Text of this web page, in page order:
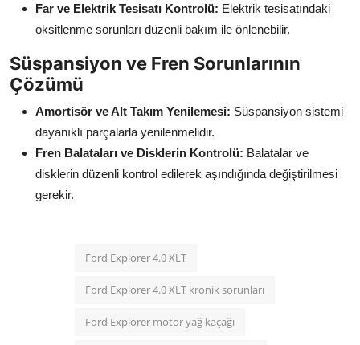
Far ve Elektrik Tesisatı Kontrolü: Elektrik tesisatındaki
oksitlenme sorunları düzenli bakım ile önlenebilir.
Süspansiyon ve Fren Sorunlarının
Çözümü
Amortisör ve Alt Takım Yenilemesi: Süspansiyon sistemi
dayanıklı parçalarla yenilenmelidir.
Fren Balataları ve Disklerin Kontrolü: Balatalar ve
disklerin düzenli kontrol edilerek aşındığında değiştirilmesi
gerekir.
Ford Explorer 4.0 XLT
Ford Explorer 4.0 XLT kronik sorunları
Ford Explorer motor yağ kaçağı